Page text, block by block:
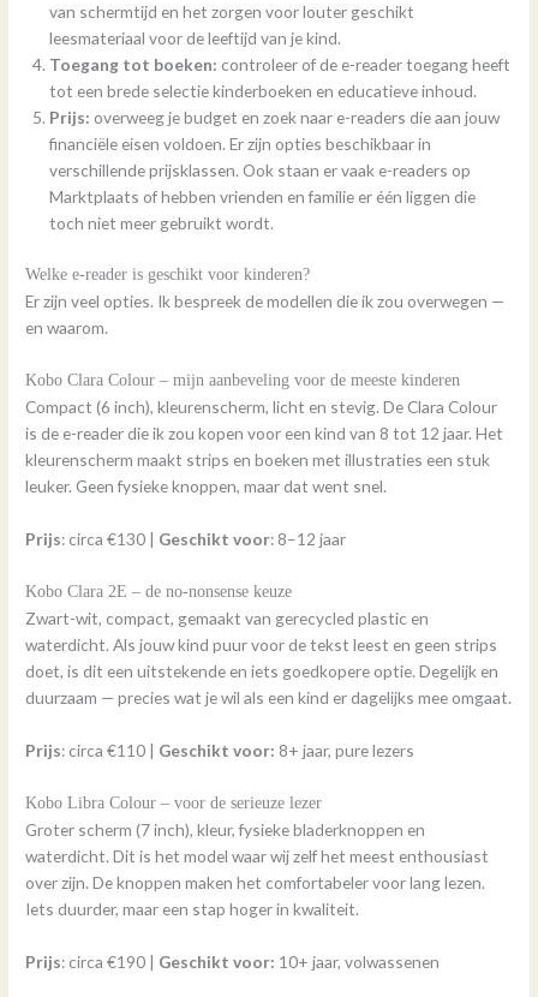
van schermtijd en het zorgen voor louter geschikt
leesmateriaal voor de leeftijd van je kind.
Toegang tot boeken: controleer of de e-reader toegang heeft
tot een brede selectie kinderboeken en educatieve inhoud.
Prijs: overweeg je budget en zoek naar e-readers die aan jouw
financiële eisen voldoen. Er zijn opties beschikbaar in
verschillende prijsklassen. Ook staan er vaak e-readers op
Marktplaats of hebben vrienden en familie er één liggen die
toch niet meer gebruikt wordt.
Welke e-reader is geschikt voor kinderen?
Er zijn veel opties. Ik bespreek de modellen die ik zou overwegen —
en waarom.
Kobo Clara Colour – mijn aanbeveling voor de meeste kinderen
Compact (6 inch), kleurenscherm, licht en stevig. De Clara Colour
is de e-reader die ik zou kopen voor een kind van 8 tot 12 jaar. Het
kleurenscherm maakt strips en boeken met illustraties een stuk
leuker. Geen fysieke knoppen, maar dat went snel.
Prijs: circa €130 | Geschikt voor: 8–12 jaar
Kobo Clara 2E – de no-nonsense keuze
Zwart-wit, compact, gemaakt van gerecycled plastic en
waterdicht. Als jouw kind puur voor de tekst leest en geen strips
doet, is dit een uitstekende en iets goedkopere optie. Degelijk en
duurzaam — precies wat je wil als een kind er dagelijks mee omgaat.
Prijs: circa €110 | Geschikt voor: 8+ jaar, pure lezers
Kobo Libra Colour – voor de serieuze lezer
Groter scherm (7 inch), kleur, fysieke bladerknoppen en
waterdicht. Dit is het model waar wij zelf het meest enthousiast
over zijn. De knoppen maken het comfortabeler voor lang lezen.
Iets duurder, maar een stap hoger in kwaliteit.
Prijs: circa €190 | Geschikt voor: 10+ jaar, volwassenen